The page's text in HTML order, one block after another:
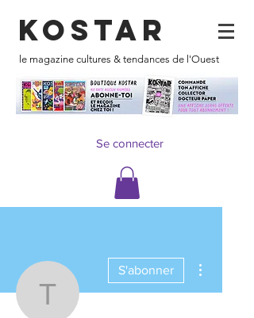
KOSTAR
le magazine cultures & tendances de l'Ouest
Se connecter
thomasfrank1803
S'abonner